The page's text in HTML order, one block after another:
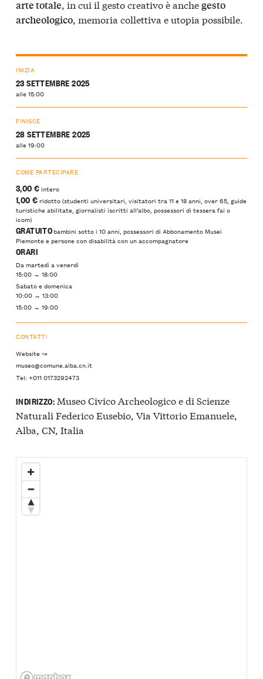
arte totale, in cui il gesto creativo è anchegesto
archeologico, memoria collettiva e utopia possibile.
INIZIA
23 SETTEMBRE 2025
alle 15:00
FINISCE
28 SETTEMBRE 2025
alle 19:00
COME PARTECIPARE
3,00 €intero
1,00 €ridotto (studenti universitari, visitatori tra 11 e 18 anni, over 65, guide
turistiche abilitate, giornalisti iscritti all’albo, possessori di tessera fai o
icom)
GRATUITObambini sotto i 10 anni, possessori di Abbonamento Musei
Piemonte e persone con disabilità con un accompagnatore
ORARI
Da martedì a venerdì
15:00 → 18:00
Sabato e domenica
10:00 → 13:00
15:00 → 19:00
CONTATTI
Website ↝
museo@comune.alba.cn.it
Tel: +011 0173292473
INDIRIZZO:Museo Civico Archeologico e di Scienze
Naturali Federico Eusebio, Via Vittorio Emanuele,
Alba, CN, Italia